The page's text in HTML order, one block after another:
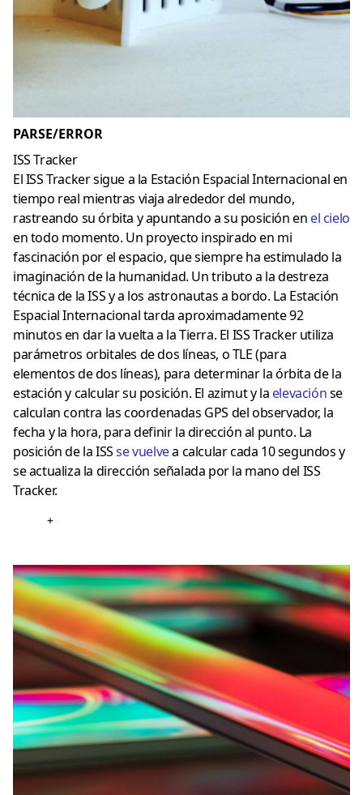
PARSE/ERROR
ISS Tracker
El ISS Tracker sigue a la Estación Espacial Internacional en
tiempo real mientras viaja alrededor del mundo,
rastreando su órbita y apuntando a su posición en el cielo
en todo momento. Un proyecto inspirado en mi
fascinación por el espacio, que siempre ha estimulado la
imaginación de la humanidad. Un tributo a la destreza
técnica de la ISS y a los astronautas a bordo. La Estación
Espacial Internacional tarda aproximadamente 92
minutos en dar la vuelta a la Tierra. El ISS Tracker utiliza
parámetros orbitales de dos líneas, o TLE (para
elementos de dos líneas), para determinar la órbita de la
estación y calcular su posición. El azimut y la elevaciónse
calculan contra las coordenadas GPS del observador, la
fecha y la hora, para definir la dirección al punto. La
posición de la ISSse vuelvea calcular cada 10 segundos y
se actualiza la dirección señalada por la mano del ISS
Tracker.
+